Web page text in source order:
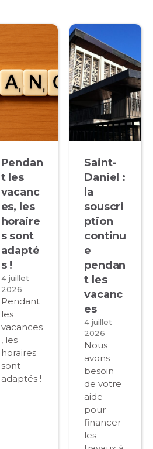
Pendan
t les
vacanc
es, les
horaire
s sont
adapté
s !
4 juillet
2026
Pendant
les
vacances
, les
horaires
sont
adaptés !
Saint-
Daniel :
la
souscri
ption
continu
e
pendan
t les
vacanc
es
4 juillet
2026
Nous
avons
besoin
de votre
aide
pour
financer
les